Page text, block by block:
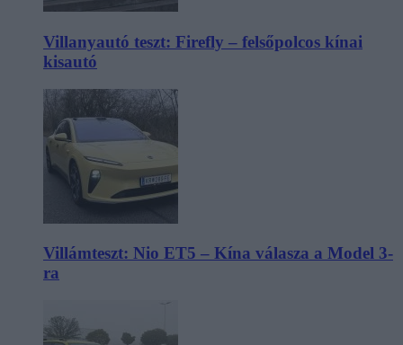
Villanyautó teszt: Firefly – felsőpolcos kínai
kisautó
Villámteszt: Nio ET5 – Kína válasza a Model 3-
ra